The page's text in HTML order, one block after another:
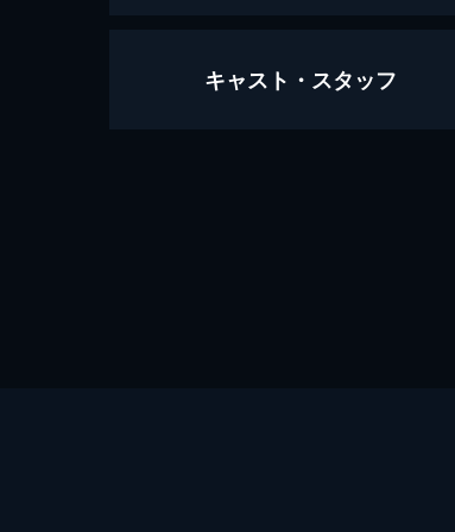
ライトハウス
キャスト・スタッフ